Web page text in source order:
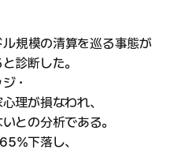
規模の清算を巡る事態が
診断した。
・
理が損なわれ、
との分析である。
下落し、